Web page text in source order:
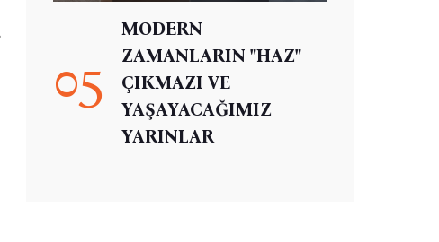
05
MODERN
ZAMANLARIN "HAZ"
ÇIKMAZI VE
YAŞAYACAĞIMIZ
YARINLAR